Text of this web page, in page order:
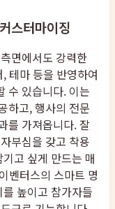
스터마이징
면에서도 강력한
테마 등을 반영하여
수 있습니다. 이는
하고, 행사의 전문
를 가져옵니다. 잘
부심을 갖고 착용
고 싶게 만드는 매
벤터스의 스마트 명
높이고 참가자들